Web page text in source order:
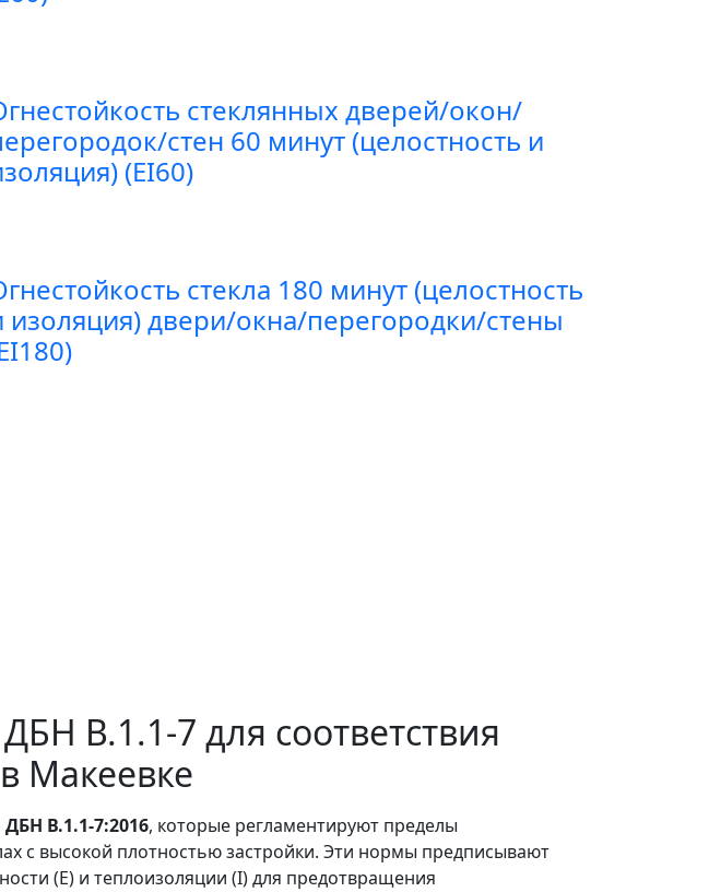
стеклянных дверей/окон/
стен 60 минут (целостность и
(EI60)
стекла 180 минут (целостность
изоляция) двери/окна/перегородки/стены
В.1.1-7 для соответствия
Макеевке
ДБН В.1.1-7:2016, которые регламентируют пределы
с высокой плотностью застройки. Эти нормы предписывают
(E) и теплоизоляции (I) для предотвращения